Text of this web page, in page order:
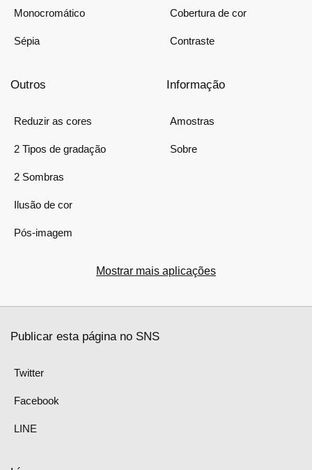
Monocromático
Sépia
Cobertura de cor
Contraste
Outros
Reduzir as cores
2 Tipos de gradação
2 Sombras
Ilusão de cor
Pós-imagem
Informação
Amostras
Sobre
Mostrar mais aplicações
Publicar esta página no SNS
Twitter
Facebook
LINE